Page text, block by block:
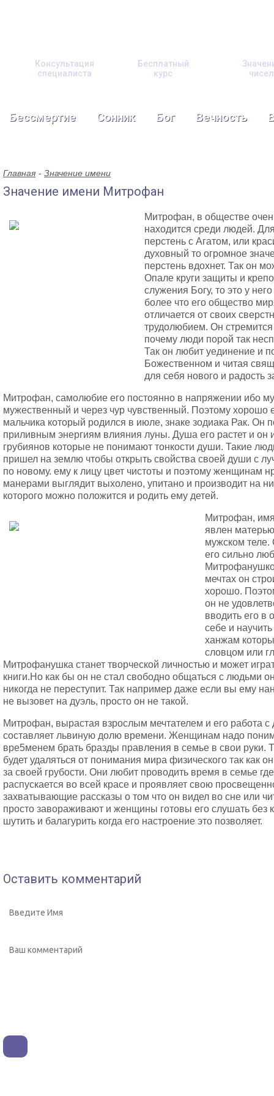
Консультация
специалиста
Бесплатный
курс
чисел
Бессмертие Сонник Бог Вечность
Главная Значение имени
Значение имени Митрофан
Митрофан, в обществе
находится среди людей.
перстень с Агатом, или
духовный то огромное
перстень вдохнет. Так он
Опале круги защиты и
служения Богу, то это у
более что его общество
отличается от своих
трудолюбием. Он
почему люди порой так
Так он любит уединение и
Божественном и читая
для себя нового и радость
Митрофан, самолюбие его постоянно в напряжении ибо
мужественный и через чур чувственный. Поэтому хорошо
мальчика который родился в июле, знаке зодиака Рак. Он
приливным энергиям влияния луны. Душа его растет и он
грубиянов которые не понимают тонкости души. Такие
пришел на землю чтобы открыть свойства своей души с
по новому. ему к лицу цвет чистоты и поэтому женщинам
манерами выглядит выхолено, упитано и производит на
которого можно положится и родить ему детей.
Митрофан,
явлен
мужском
его сильно
мечтах он
хорошо.
он не
вводить его в
себе и
ханжам
словцом или
Митрофанушка станет творческой личностью и может
книги.Но как бы он не стал свободно общаться с людьми
никогда не переступит. Так например даже если вы ему
не вызовет на дуэль, просто он не такой.
Митрофан, вырастая взрослым мечтателем и его работа
составляет львиную долю времени. Женщинам надо
вре5менем брать бразды правления в семье в свои
будет удаляться от понимания мира физического так как
за своей грубости. Они любит проводить время в семье
распускается во всей красе и проявляет свою
захватывающие рассказы о том что он видел во сне или
просто завораживают и женщины готовы его слушать без
шутить и балагурить когда его настроение это позволяет.
Оставить комментарий